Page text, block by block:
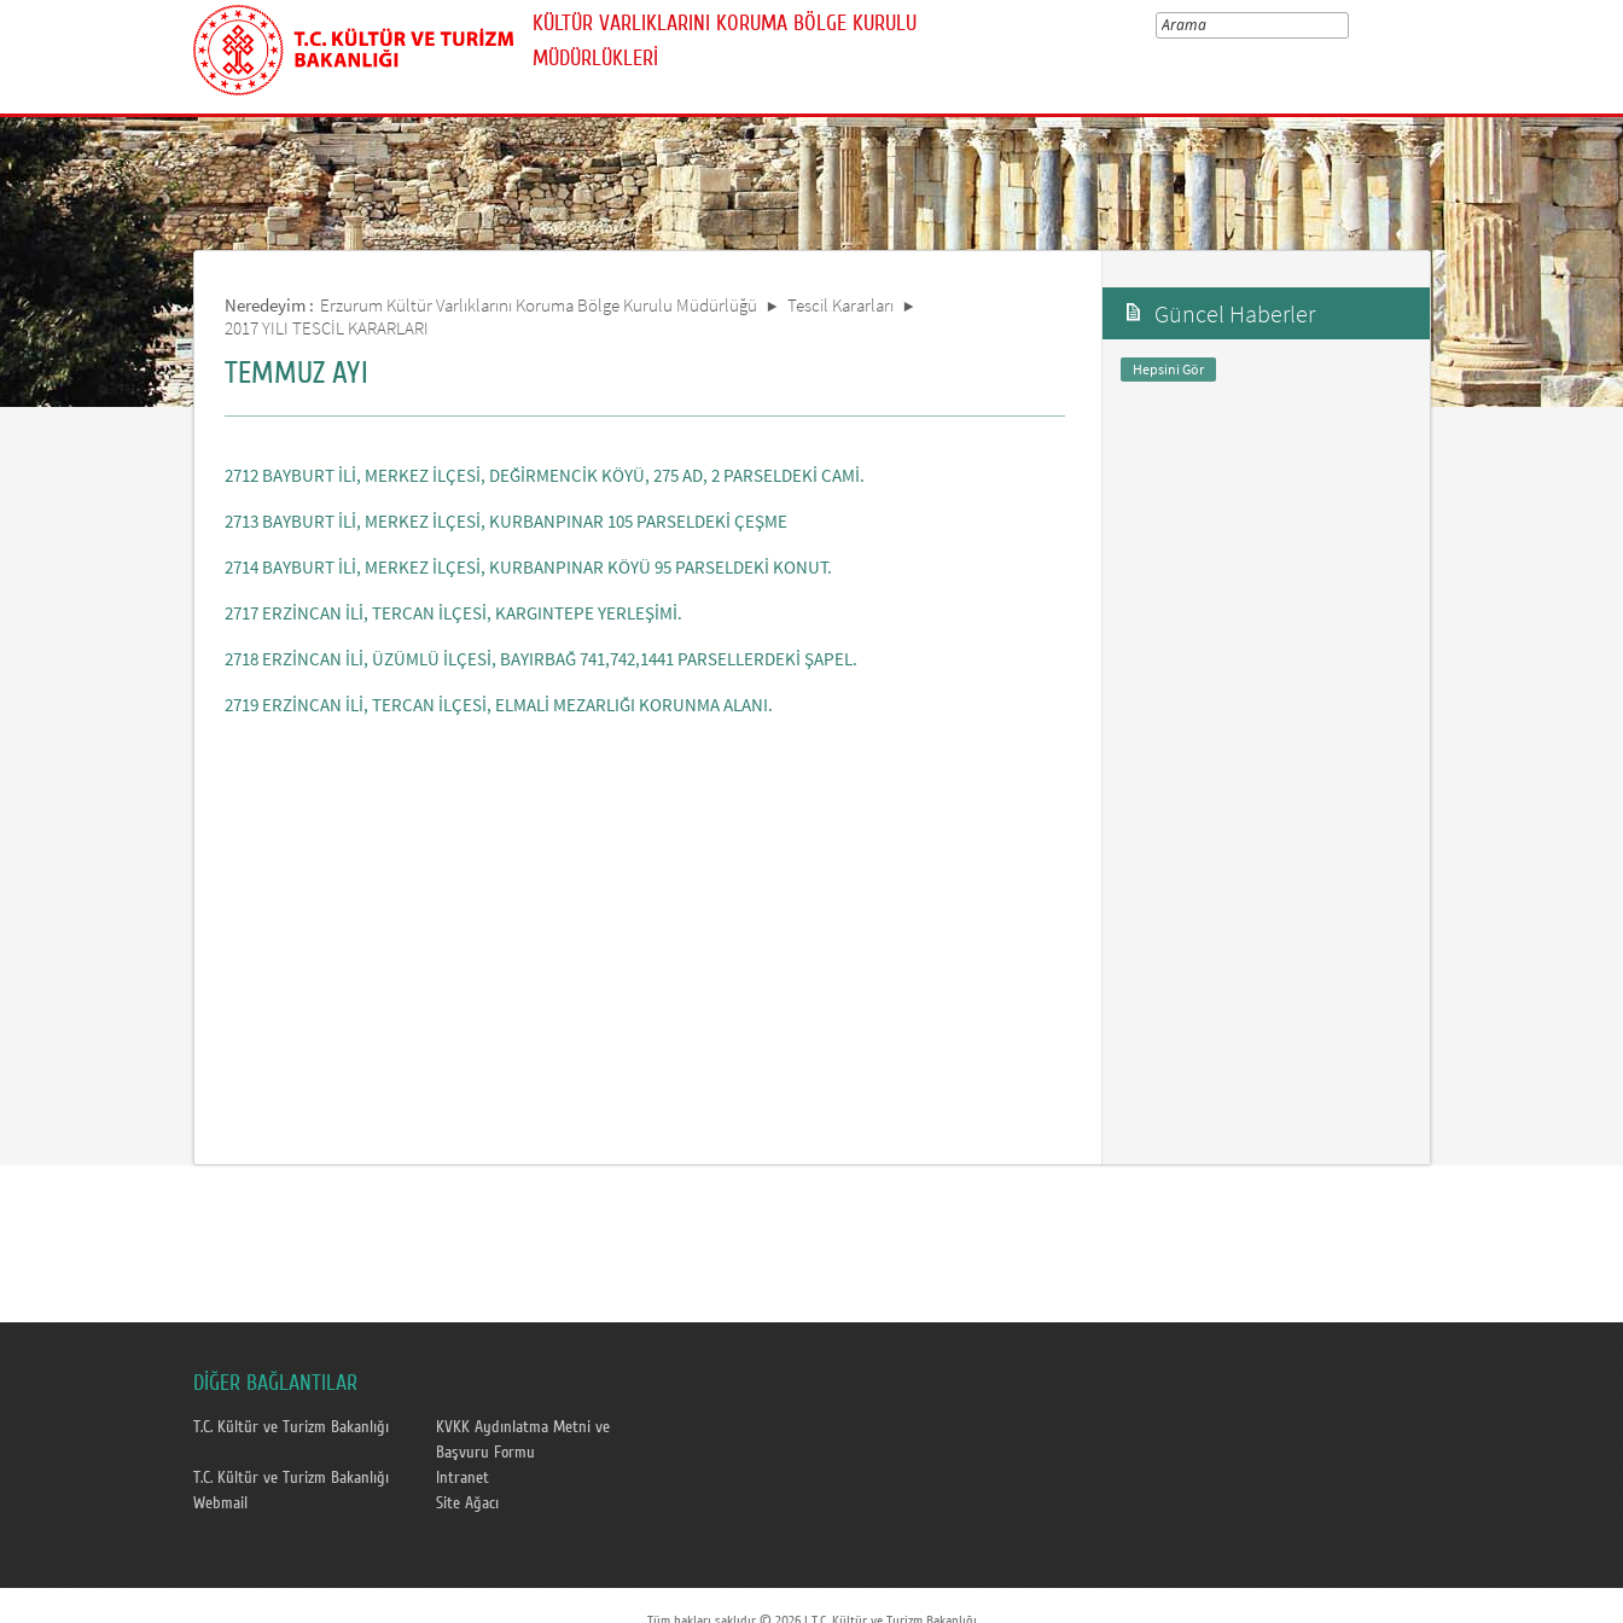
KÜLTÜR VARLIKLARINI KORUMA BÖLGE KURULU
MÜDÜRLÜKLERİ
Neredeyim : Erzurum Kültür Varlıklarını Koruma Bölge Kurulu Müdürlüğü
Tescil Kararları
2017 YILI TESCİL KARARLARI
TEMMUZ AYI
2712 BAYBURT İLİ, MERKEZ İLÇESİ, DEĞİRMENCİK KÖYÜ, 275 AD, 2 PARSELDEKİ CAMİ.
2713 BAYBURT İLİ, MERKEZ İLÇESİ, KURBANPINAR 105 PARSELDEKİ ÇEŞME
2714 BAYBURT İLİ, MERKEZ İLÇESİ, KURBANPINAR KÖYÜ 95 PARSELDEKİ KONUT.
2717 ERZİNCAN İLİ, TERCAN İLÇESİ, KARGINTEPE YERLEŞİMİ.
2718 ERZİNCAN İLİ, ÜZÜMLÜ İLÇESİ, BAYIRBAĞ 741,742,1441 PARSELLERDEKİ ŞAPEL.
2719 ERZİNCAN İLİ, TERCAN İLÇESİ, ELMALİ MEZARLIĞI KORUNMA ALANI.
Güncel Haberler
Hepsini Gör
DİĞER BAĞLANTILAR
T.C. Kültür ve Turizm Bakanlığı
KVKK Aydınlatma Metni ve
Başvuru Formu
T.C. Kültür ve Turizm Bakanlığı
Intranet
Webmail
Site Ağacı